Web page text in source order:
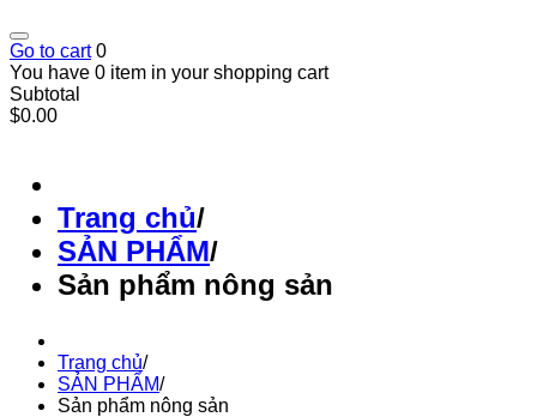
Go to cart 0
You have 0 item in your shopping cart
Subtotal
$0.00
Trang chủ/
SẢN PHẨM/
Sản phẩm nông sản
Trang chủ/
SẢN PHẨM/
Sản phẩm nông sản